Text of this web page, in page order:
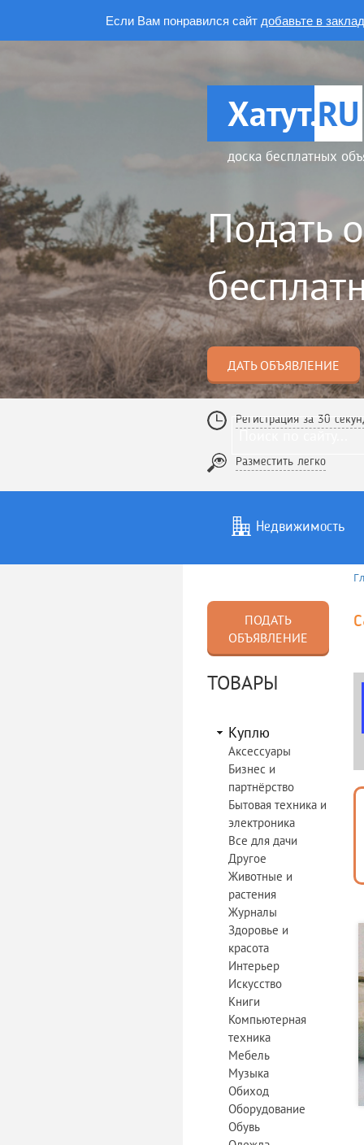
Если Вам понравился сайт добавьте в
Хатут.RU
доска бесплатных
Подать
ДАТЬ ОБЪЯВЛЕНИЕ
Регистрация за 30
Разместить легко
Недвижимость
Услуги
ПОДАТЬ
ОБЪЯВЛЕНИЕ
ТОВАРЫ
Куплю
Аксессуары
Бизнес и
партнёрство
Бытовая техника и
электроника
Все для дачи
Другое
Животные и
растения
Журналы
Здоровье и
красота
Интерьер
Искусство
Книги
Компьютерная
техника
Мебель
Музыка
Обиход
Оборудование
Обувь